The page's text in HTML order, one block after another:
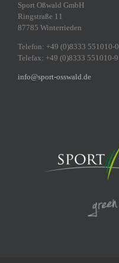
Sport Oßwald GmbH
Ringstraße 11
87785 Winterrieden
Telefon: +49 (0)8333 551010-0
Telefax: +49 (0)8333 551010-9
info@sport-osswald.de